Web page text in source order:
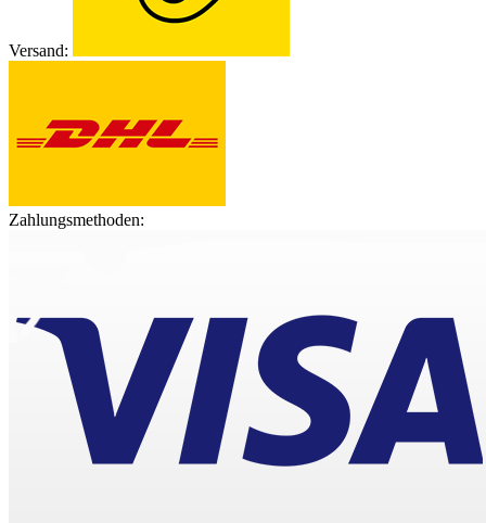
Versand:
Zahlungsmethoden: